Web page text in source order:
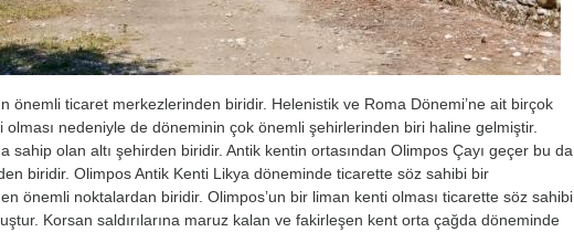
önemli ticaret merkezlerinden biridir. Helenistik ve Roma Dönemi’ne ait birçok
nedeniyle de döneminin çok önemli şehirlerinden biri haline gelmiştir.
sahip olan altı şehirden biridir. Antik kentin ortasından Olimpos Çayı geçer bu da
biridir. Olimpos Antik Kenti Likya döneminde ticarette söz sahibi bir
önemli noktalardan biridir. Olimpos’un bir liman kenti olması ticarette söz sahibi
Korsan saldırılarına maruz kalan ve fakirleşen kent orta çağda döneminde